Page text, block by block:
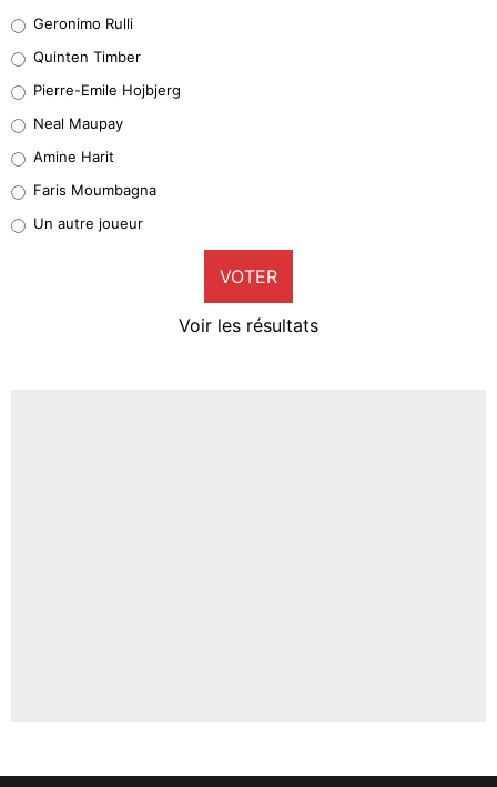
32%
5%
1%
9%
Geronimo Rulli
Quinten Timber
Pierre-Emile Hojbjerg
Neal Maupay
Amine Harit
Faris Moumbagna
Un autre joueur
VOTER
Voir les résultats